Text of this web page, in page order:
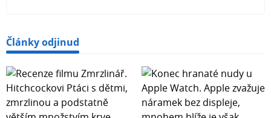
Články odjinud